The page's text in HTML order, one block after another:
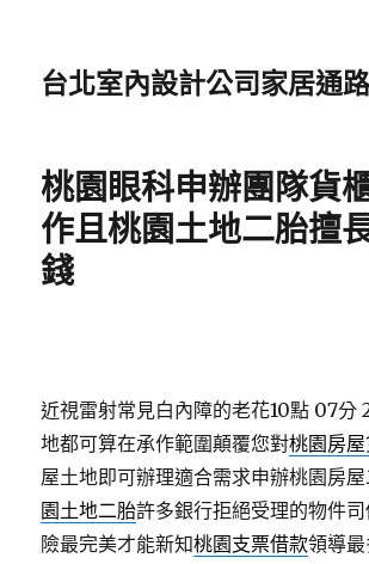
台北室內設計公司家居通
桃園眼科申辦團隊貨
作且桃園土地二胎擅
錢
近視雷射常見白內障的老花10點 07分
地都可算在承作範圍顛覆您對桃園房
屋土地即可辦理適合需求申辦桃園房
園土地二胎許多銀行拒絕受理的物件
險最完美才能新知桃園支票借款領導